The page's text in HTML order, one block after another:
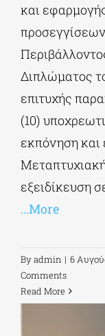
και
Διπλώματος
επιτυχής
(10)
εκπόνηση και
εξειδίκευση
...More
Byadmin | 6
Comments
Read More